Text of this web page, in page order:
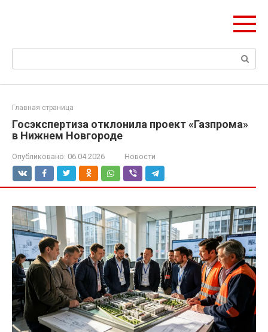
Поиск:
Главная страница
Госэкспертиза отклонила проект «Газпрома»
в Нижнем Новгороде
Опубликовано: 06.04.2026 Новости